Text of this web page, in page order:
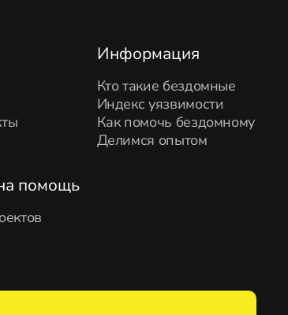
Информация
Кто такие бездомные
Индекс уязвимости
Как помочь бездомному
Делимся опытом
помощь